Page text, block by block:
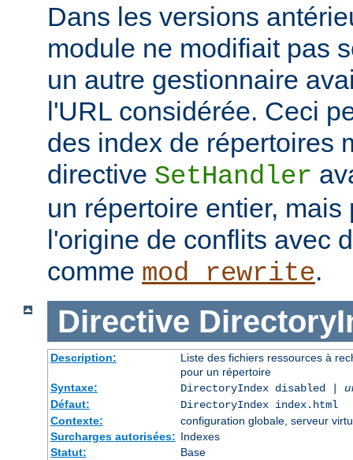
Dans les versions
module ne modifiait pas
un autre gestionnaire
l'URL considérée. Ceci
des index de répertoires
directive SetHandler
un répertoire entier,
l'origine de conflits avec
comme mod_rewrite.
Directive
Description:
Liste des fichiers ressources à
pour un répertoire
Syntaxe:
DirectoryIndex disabled |
Défaut:
DirectoryIndex index.html
Contexte:
configuration globale, serveur
Surcharges autorisées: Indexes
Statut:
Base